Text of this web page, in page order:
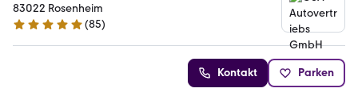
83022 Rosenheim
4.9 Sterne
(85)
Kontakt Parken